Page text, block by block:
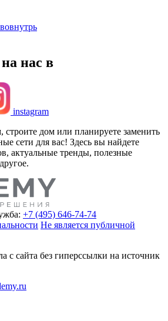
нас в
instagram
строите дом или планируете заменить
сети для вас! Здесь вы найдете
актуальные тренды, полезные
+7 (495) 646-74-74
Не является публичной
с сайта без гиперссылки на источник